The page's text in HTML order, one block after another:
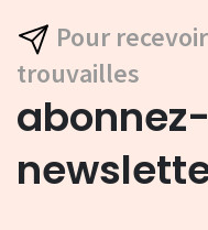
Pour
trouvailles